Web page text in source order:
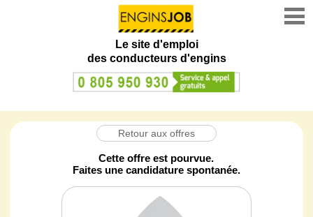
Le site d'emploi
des conducteurs d'engins
Retour aux offres
Cette offre est pourvue.
Faites une candidature spontanée.